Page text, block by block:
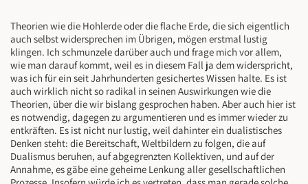
Theorien wie die Hohlerde oder die flache Erde, die sich eigentlich
auch selbst widersprechen im Übrigen, mögen erstmal lustig
klingen. Ich schmunzele darüber auch und frage mich vor allem,
wie man darauf kommt, weil es in diesem Fall ja dem widerspricht,
was ich für ein seit Jahrhunderten gesichertes Wissen halte. Es ist
auch wirklich nicht so radikal in seinen Auswirkungen wie die
Theorien, über die wir bislang gesprochen haben. Aber auch hier ist
es notwendig, dagegen zu argumentieren und es immer wieder zu
entkräften. Es ist nicht nur lustig, weil dahinter ein dualistisches
Denken steht: die Bereitschaft, Weltbildern zu folgen, die auf
Dualismus beruhen, auf abgegrenzten Kollektiven, und auf der
Annahme, es gäbe eine geheime Lenkung aller gesellschaftlichen